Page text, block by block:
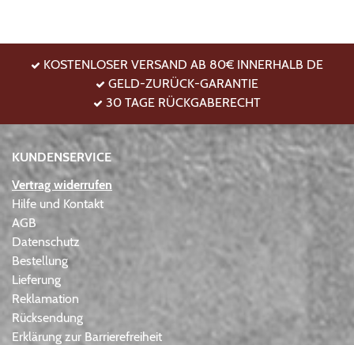
KOSTENLOSER VERSAND AB 80€ INNERHALB DE
GELD-ZURÜCK-GARANTIE
30 TAGE RÜCKGABERECHT
KUNDENSERVICE
Vertrag widerrufen
Hilfe und Kontakt
AGB
Datenschutz
Bestellung
Lieferung
Reklamation
Rücksendung
Erklärung zur Barrierefreiheit